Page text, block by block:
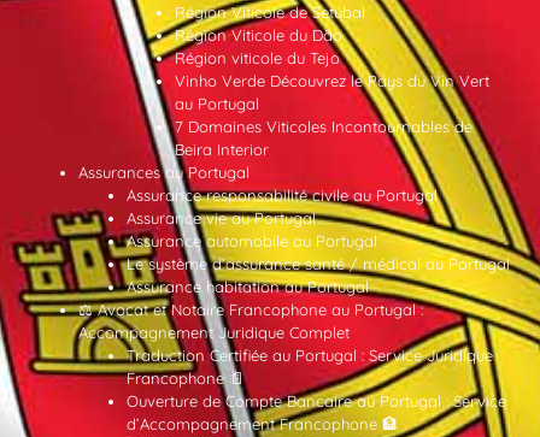
Région Viticole de Setúbal
Région Viticole du Dão
Région viticole du Tejo
Vinho Verde Découvrez le Pays du Vin Vert
au Portugal
7 Domaines Viticoles Incontournables de
Beira Interior
Assurances au Portugal
Assurance responsabilité civile au Portugal
Assurance vie au Portugal
Assurance automobile au Portugal
Le système d’assurance santé / médical au Portugal
Assurance habitation au Portugal
⚖️ Avocat et Notaire Francophone au Portugal :
Accompagnement Juridique Complet
Traduction Certifiée au Portugal : Service Juridique
Francophone 📄
Ouverture de Compte Bancaire au Portugal : Service
d’Accompagnement Francophone 🏦